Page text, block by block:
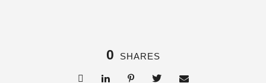
0 SHARES